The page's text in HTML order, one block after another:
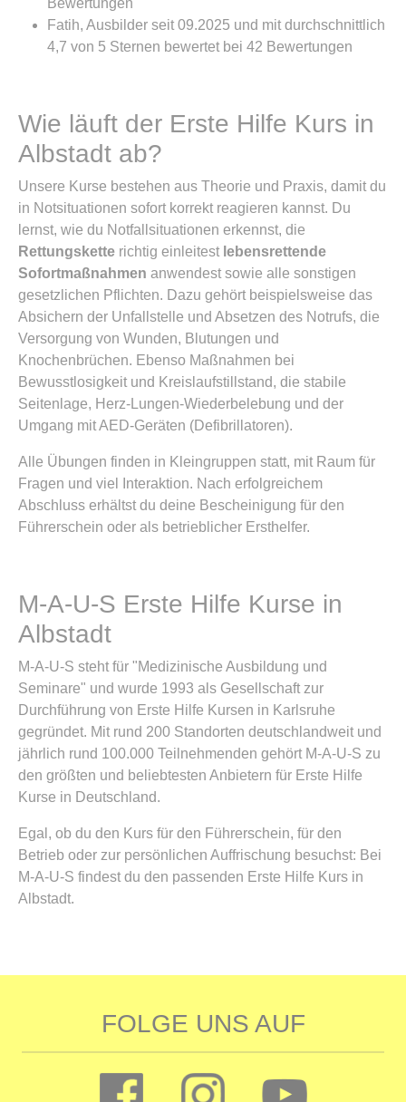
Bewertungen
Fatih, Ausbilder seit 09.2025 und mit durchschnittlich
4,7 von 5 Sternen bewertet bei 42 Bewertungen
Wie läuft der Erste Hilfe Kurs in
Albstadt ab?
Unsere Kurse bestehen aus Theorie und Praxis, damit du
in Notsituationen sofort korrekt reagieren kannst. Du
lernst, wie du Notfallsituationen erkennst, die
Rettungskette richtig einleitest lebensrettende
Sofortmaßnahmen anwendest sowie alle sonstigen
gesetzlichen Pflichten. Dazu gehört beispielsweise das
Absichern der Unfallstelle und Absetzen des Notrufs, die
Versorgung von Wunden, Blutungen und
Knochenbrüchen. Ebenso Maßnahmen bei
Bewusstlosigkeit und Kreislaufstillstand, die stabile
Seitenlage, Herz-Lungen-Wiederbelebung und der
Umgang mit AED-Geräten (Defibrillatoren).
Alle Übungen finden in Kleingruppen statt, mit Raum für
Fragen und viel Interaktion. Nach erfolgreichem
Abschluss erhältst du deine Bescheinigung für den
Führerschein oder als betrieblicher Ersthelfer.
M-A-U-S Erste Hilfe Kurse in
Albstadt
M-A-U-S steht für "Medizinische Ausbildung und
Seminare" und wurde 1993 als Gesellschaft zur
Durchführung von Erste Hilfe Kursen in Karlsruhe
gegründet. Mit rund 200 Standorten deutschlandweit und
jährlich rund 100.000 Teilnehmenden gehört M-A-U-S zu
den größten und beliebtesten Anbietern für Erste Hilfe
Kurse in Deutschland.
Egal, ob du den Kurs für den Führerschein, für den
Betrieb oder zur persönlichen Auffrischung besuchst: Bei
M-A-U-S findest du den passenden Erste Hilfe Kurs in
Albstadt.
FOLGE UNS AUF